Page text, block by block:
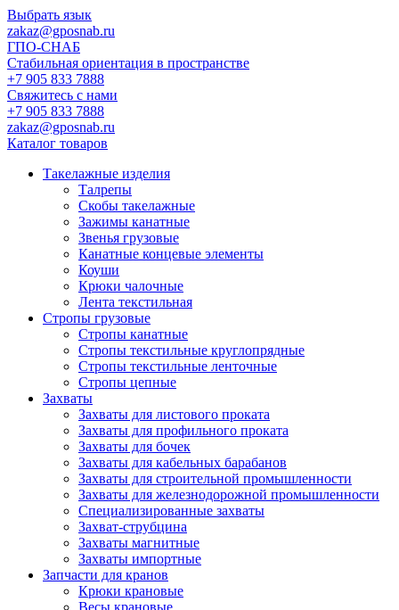
Выбрать язык
zakaz@gposnab.ru
ГПО-СНАБ
Стабильная ориентация в пространстве
+7 905 833 7888
Свяжитесь с нами
+7 905 833 7888
zakaz@gposnab.ru
Каталог товаров
Такелажные изделия
Талрепы
Скобы такелажные
Зажимы канатные
Звенья грузовые
Канатные концевые элементы
Коуши
Крюки чалочные
Лента текстильная
Стропы грузовые
Стропы канатные
Стропы текстильные круглопрядные
Стропы текстильные ленточные
Стропы цепные
Захваты
Захваты для листового проката
Захваты для профильного проката
Захваты для бочек
Захваты для кабельных барабанов
Захваты для строительной промышленности
Захваты для железнодорожной промышленности
Специализированные захваты
Захват-струбцина
Захваты магнитные
Захваты импортные
Запчасти для кранов
Крюки крановые
Весы крановые